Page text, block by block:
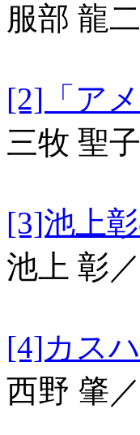
服部 龍
[2]「ア
三牧 聖
[3]池上
池上 彰
[4]カス
西野 肇